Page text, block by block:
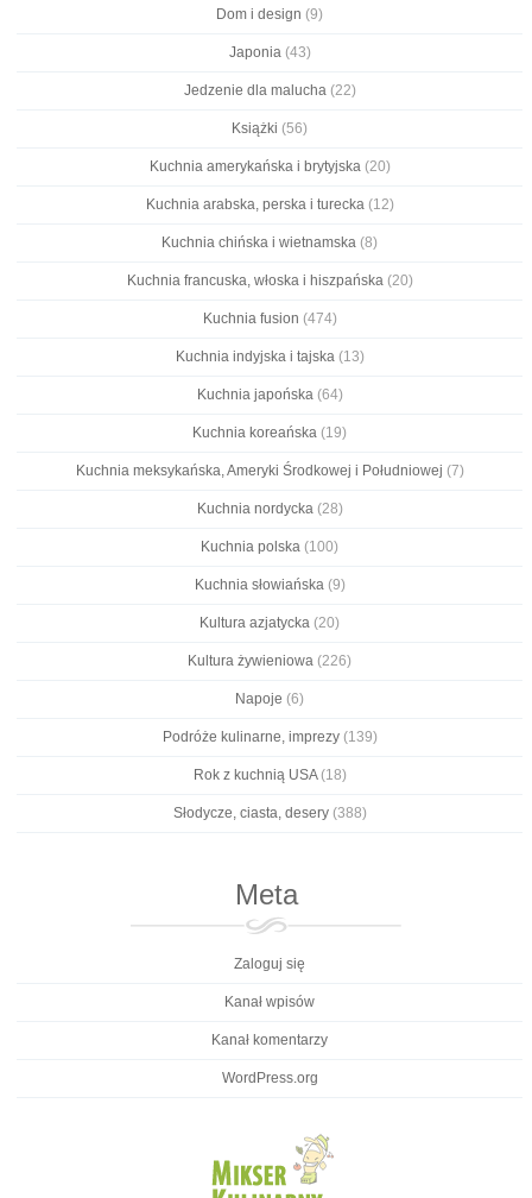
Dom i design (9)
Japonia(43)
Jedzenie dla malucha(22)
Książki (56)
Kuchnia amerykańska i brytyjska(20)
Kuchnia arabska, perska i turecka(12)
Kuchnia chińska i wietnamska (8)
Kuchnia francuska, włoska i hiszpańska(20)
Kuchnia fusion (474)
Kuchnia indyjska i tajska(13)
Kuchnia japońska(64)
Kuchnia koreańska (19)
Kuchnia meksykańska, Ameryki Środkowej i Południowej (7)
Kuchnia nordycka(28)
Kuchnia polska (100)
Kuchnia słowiańska(9)
Kultura azjatycka (20)
Kultura żywieniowa (226)
Napoje (6)
Podróże kulinarne, imprezy(139)
Rok z kuchnią USA(18)
Słodycze, ciasta, desery(388)
Meta
Zaloguj się
Kanał wpisów
Kanał komentarzy
WordPress.org